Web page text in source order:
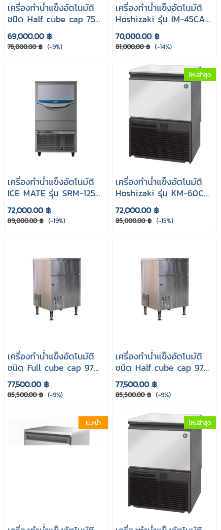
เครื่องทำน้ำแข็งอัตโนมัติ
ชนิด Half cube cap 75
kg. รุ่น CY70H
69,000.00 ฿
76,000.00 ฿ (-9%)
เครื่องทำน้ำแข็งอัตโนมัติ
Hoshizaki รุ่น IM-45CA
(Cube cap 35kg.)
70,000.00 ฿
81,000.00 ฿ (-14%)
เครื่องทำน้ำแข็งอัตโนมัติ
ICE MATE รุ่น SRM-125A
(Full Cube cap 106kg.)
72,000.00 ฿
89,000.00 ฿ (-19%)
ใหม่ล่าสุด
เครื่องทำน้ำแข็งอัตโนมัติ
Hoshizaki รุ่น KM-60C
(Crescent cap 45kg.)
72,000.00 ฿
85,000.00 ฿ (-15%)
เครื่องทำน้ำแข็งอัตโนมัติ
ชนิด Full cube cap 97
kg. รุ่น CY100F
77,500.00 ฿
85,500.00 ฿ (-9%)
เครื่องทำน้ำแข็งอัตโนมัติ
ชนิด Half cube cap 97
kg. รุ่น CY100H
77,500.00 ฿
85,500.00 ฿ (-9%)
แนะนำ ใหม่ล่าสุด